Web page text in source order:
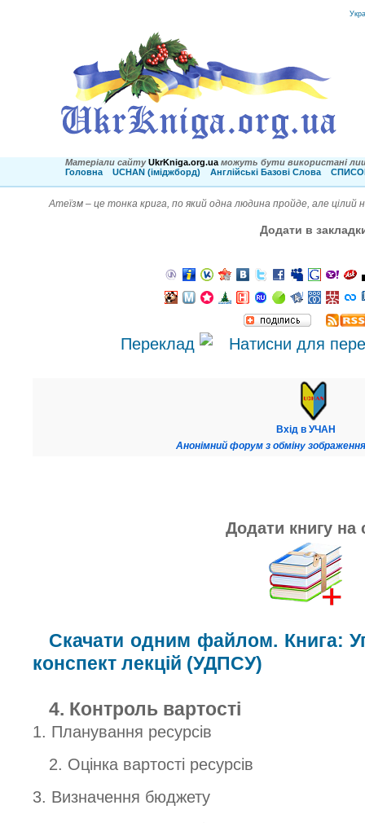
Матеріали сайту UkrKniga.org.ua можуть бути використані
Головна
UCHAN (іміджборд) Англійські Базові Слова
Атеїзм – це тонка крига, по який одна людина пройде, але цілий
Додати в
Переклад
Вхід в УЧАН
Анонімний форум з обміну
Додати книгу на
Скачати одним файлом. Книга:
конспект лекцій (УДПСУ)
4. Контроль вартості
1. Планування ресурсів
2. Оцінка вартості ресурсів
3. Визначення бюджету